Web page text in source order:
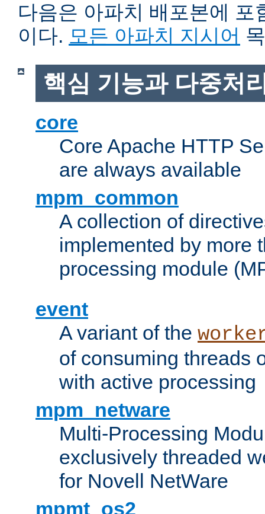
다음은 아파치 배포본에 포
이다. 모든 아파치 지시어
핵심 기능과 다중처
core
Core Apache HTTP
are always available
mpm_common
A collection of
implemented by more
processing module
event
A variant of the
of consuming threads
with active processing
mpm_netware
Multi-Processing
exclusively threaded
for Novell NetWare
mpmt_os2